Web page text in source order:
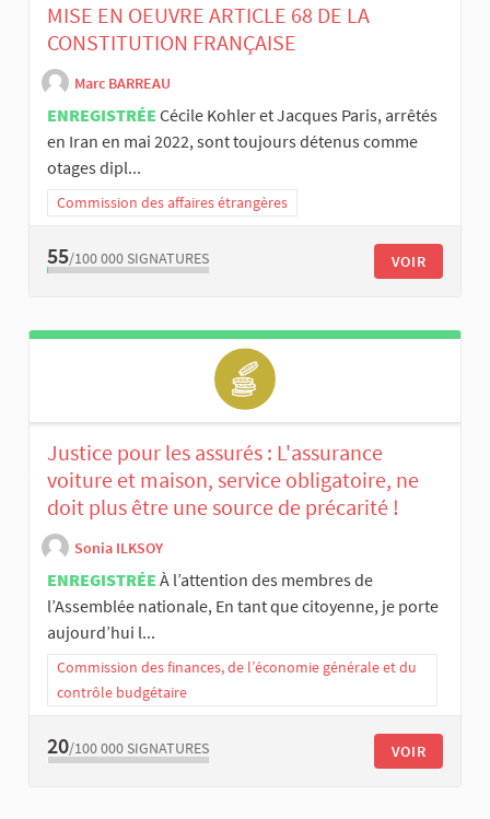
MISE EN OEUVRE ARTICLE 68 DE LA
CONSTITUTION FRANÇAISE
Marc BARREAU
ENREGISTRÉE Cécile Kohler et Jacques Paris, arrêtés
en Iran en mai 2022, sont toujours détenus comme
otages dipl...
Commission des affaires étrangères
55/100 000 SIGNATURES VOIR
Justice pour les assurés : L'assurance
voiture et maison, service obligatoire, ne
doit plus être une source de précarité !
Sonia ILKSOY
ENREGISTRÉE À l’attention des membres de
l’Assemblée nationale, En tant que citoyenne, je porte
aujourd’hui l...
Commission des finances, de l’économie générale et du
contrôle budgétaire
20/100 000 SIGNATURES VOIR